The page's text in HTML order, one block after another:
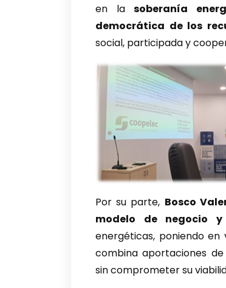
en lasoberanía
democrática de los
social, participada y
Por su parte, Bosco
modelo de negocio y
energéticas, poniendo
combina aportaciones
sin comprometer su